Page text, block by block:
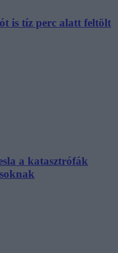
is tíz perc alatt feltölt
a katasztrófák